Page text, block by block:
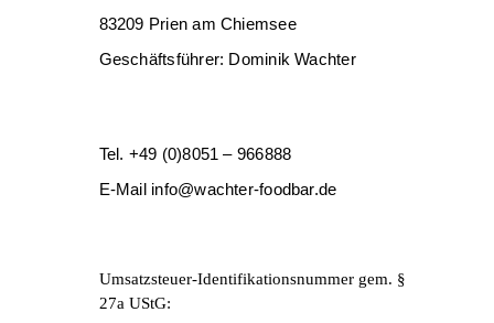
83209 Prien am Chiemsee
Geschäftsführer: Dominik Wachter
Tel. +49 (0)8051 – 966888
E-Mail info@wachter-foodbar.de
Umsatzsteuer-Identifikationsnummer gem. §
27a UStG: